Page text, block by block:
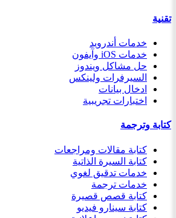
تقنية
خدمات أندرويد
خدمات iOS وآيفون
حل مشاكل ويندوز
السيرفرات ولينكس
ادخال بيانات
اختبارات تجريبية
كتابة وترجمة
كتابة مقالات ومراجعات
كتابة السيرة الذاتية
خدمات تدقيق لغوي
خدمات ترجمة
كتابة قصص قصيرة
كتابة سينارو فيديو